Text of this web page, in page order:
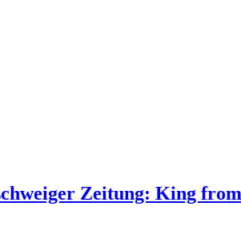
Zeitung: King